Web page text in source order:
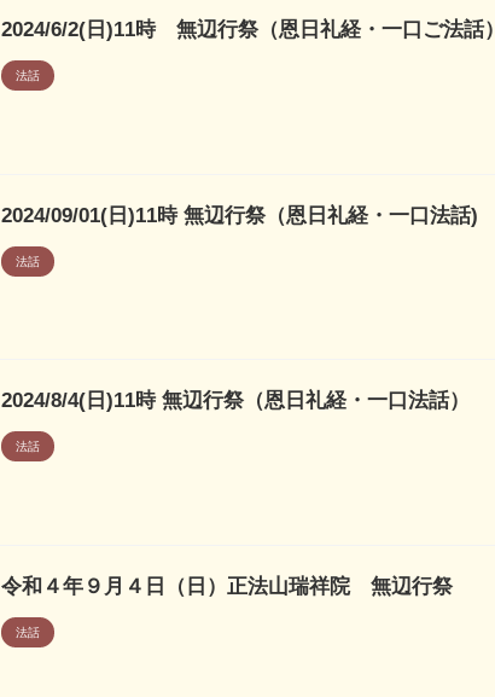
2024/6/2(日)11時 無辺行祭（恩日礼経・一口ご法話）
法話
2024/09/01(日)11時 無辺行祭（恩日礼経・一口法話)
法話
2024/8/4(日)11時 無辺行祭（恩日礼経・一口法話）
法話
令和４年９月４日（日）正法山瑞祥院 無辺行祭
法話